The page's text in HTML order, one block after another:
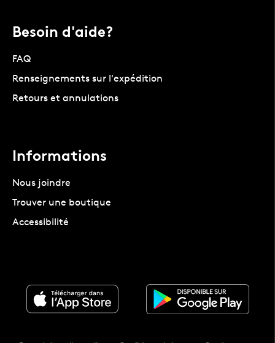
Besoin d'aide?
FAQ
Renseignements sur l'expédition
Retours et annulations
Informations
Nous joindre
Trouver une boutique
Accessibilité